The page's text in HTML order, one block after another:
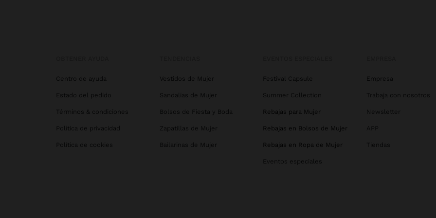
Centro de ayuda
Estado del pedido
Términos & condiciones
Política de privacidad
Política de cookies
Vestidos de Mujer
Sandalias de Mujer
Bolsos de Fiesta y Boda
Zapatillas de Mujer
Bailarinas de Mujer
Festival Capsule
Summer Collection
Rebajas para Mujer
Rebajas en Bolsos de Mujer
Rebajas en Ropa de Mujer
Eventos especiales
Empresa
Trabaja con nosotros
Newsletter
APP
Tiendas